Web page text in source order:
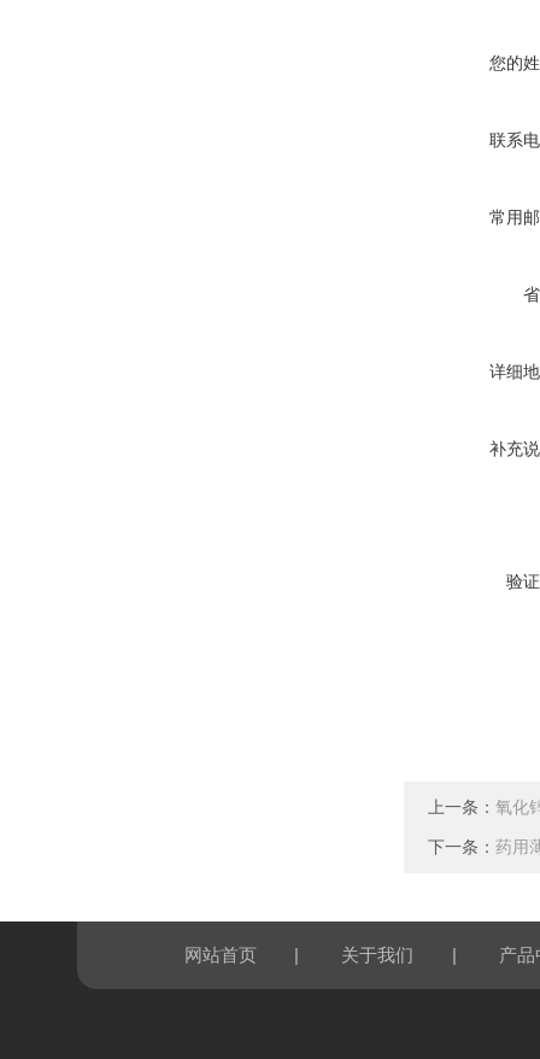
您的
联系
常用
详细
补充
验
上一条： 氧化
下一条： 药用
网站首页 | 关于我们 | 产品